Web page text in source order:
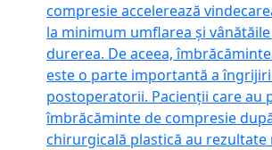
compresie accelerează
la minimum umflarea și
durerea. De aceea,
este o parte importantă a
postoperatorii. Pacienții care au
îmbrăcăminte de compresie
chirurgicală plastică au rezultate